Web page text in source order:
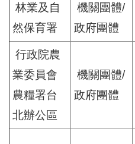
林業及自
然保育署
機關團體/
政府團體
行政院農
業委員會
農糧署台
北辦公區
機關團體/
政府團體